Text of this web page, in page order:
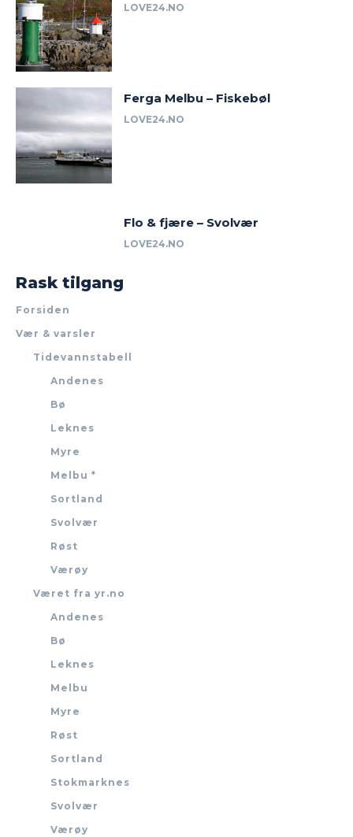
LOVE24.NO
Ferga Melbu – Fiskebøl
LOVE24.NO
Flo & fjære – Svolvær
LOVE24.NO
Rask tilgang
Forsiden
Vær & varsler
Tidevannstabell
Andenes
Bø
Leknes
Myre
Melbu *
Sortland
Svolvær
Røst
Værøy
Været fra yr.no
Andenes
Bø
Leknes
Melbu
Myre
Røst
Sortland
Stokmarknes
Svolvær
Værøy